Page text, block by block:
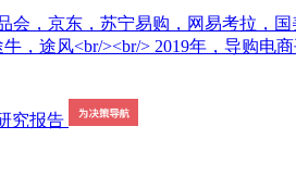
会，京东，苏宁易购，网易考拉，
，途风<br/><br/> 2019年，导购电